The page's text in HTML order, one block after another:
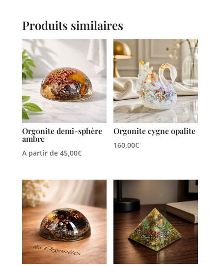
Produits similaires
Orgonite demi-sphère
ambre
A partir de 45,00€
Orgonite cygne opalite
160,00€